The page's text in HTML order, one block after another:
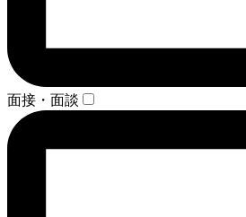
面接・面談